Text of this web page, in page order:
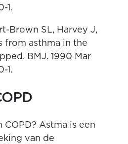
1.
Brown SL, Harvey J,
from asthma in the
BMJ. 1990 Mar
1.
COPD? Astma is een
van de